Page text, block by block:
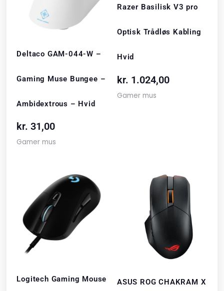
Deltaco GAM-044-W –
Gaming Muse Bungee –
Ambidextrous – Hvid
kr. 31,00
Gamer mus
Razer Basilisk V3 pro
Optisk Trådløs Kabling
Hvid
kr. 1.024,00
Gamer mus
Logitech Gaming Mouse ASUS ROG CHAKRAM X